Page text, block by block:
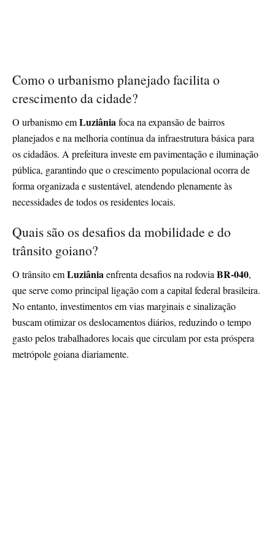
Como o urbanismo planejado facilita o
crescimento da cidade?
O urbanismo emLuziâniafoca na expansão de bairros
planejados e na melhoria contínua da infraestrutura básica para
os cidadãos. A prefeitura investe em pavimentação e iluminação
pública, garantindo que o crescimento populacional ocorra de
forma organizada e sustentável, atendendo plenamente às
necessidades de todos os residentes locais.
Quais são os desafios da mobilidade e do
trânsito goiano?
O trânsito emLuziâniaenfrenta desafios na rodovia BR-040,
que serve como principal ligação com a capital federal brasileira.
No entanto, investimentos em vias marginais e sinalização
buscam otimizar os deslocamentos diários, reduzindo o tempo
gasto pelos trabalhadores locais que circulam por esta próspera
metrópole goiana diariamente.